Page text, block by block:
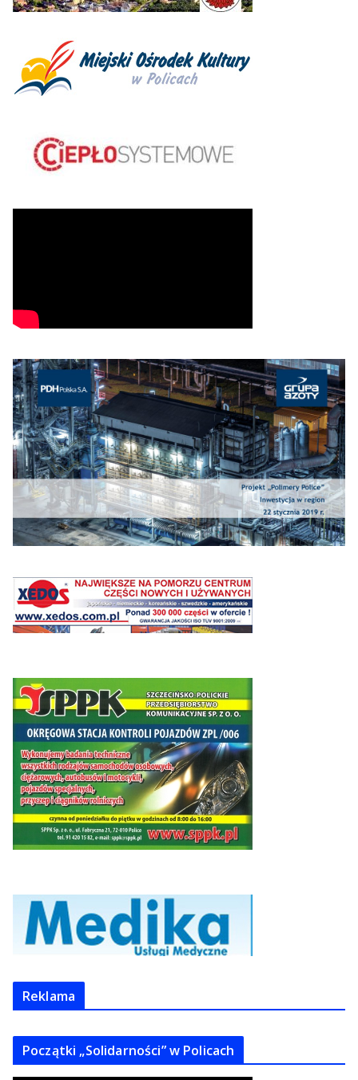
Reklama
Początki „Solidarności” w Policach